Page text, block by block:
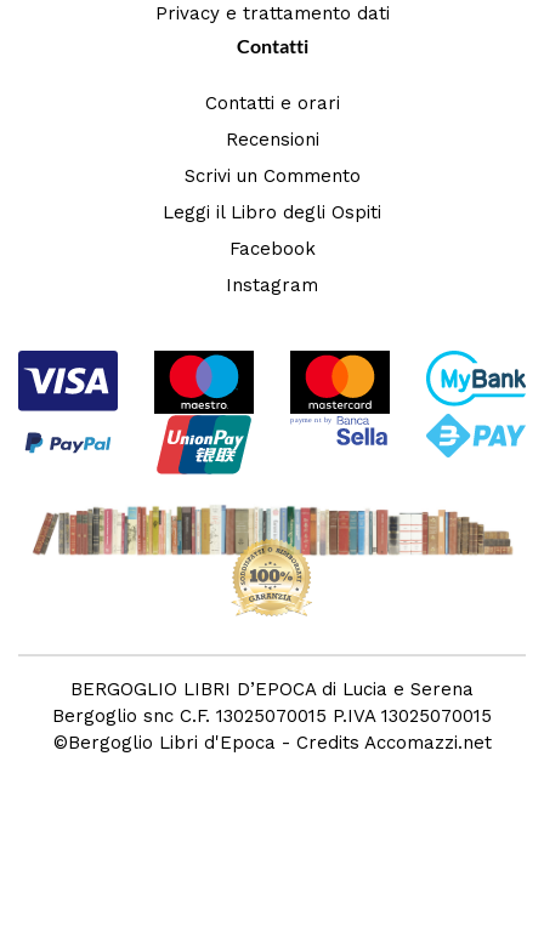
Privacy e trattamento dati
Contatti
Contatti e orari
Recensioni
Scrivi un Commento
Leggi il Libro degli Ospiti
Facebook
Instagram
BERGOGLIO LIBRI D’EPOCA di Lucia e Serena
Bergoglio snc C.F. 13025070015 P.IVA 13025070015
©Bergoglio Libri d'Epoca - Credits Accomazzi.net